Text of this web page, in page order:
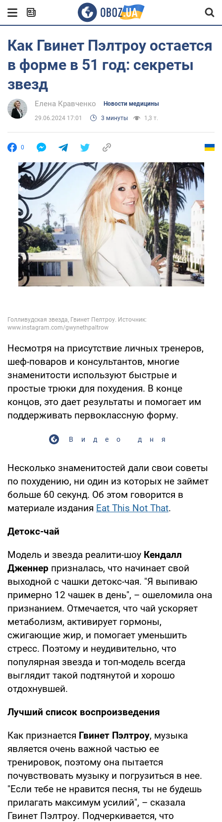
Как Гвинет Пэлтроу остается
в форме в 51 год: секреты
звезд
Елена Кравченко Новости медицины
29.06.2024 17:01 3 минуты 1,3 т.
0
Несмотря на присутствие личных тренеров,
шеф-поваров и консультантов, многие
знаменитости используют быстрые и
простые трюки для похудения. В конце
концов, это дает результаты и помогает им
поддерживать первоклассную форму.
Видео дня
Несколько знаменитостей дали свои советы
по похудению, ни один из которых не займет
больше 60 секунд. Об этом говорится в
материале издания Eat This Not That.
Детокс-чай
Модель и звезда реалити-шоу Кендалл
Дженнер призналась, что начинает свой
выходной с чашки детокс-чая. "Я выпиваю
примерно 12 чашек в день", – ошеломила она
признанием. Отмечается, что чай ускоряет
метаболизм, активирует гормоны,
сжигающие жир, и помогает уменьшить
стресс. Поэтому и неудивительно, что
популярная звезда и топ-модель всегда
выглядит такой подтянутой и хорошо
отдохнувшей.
Лучший список воспроизведения
Как признается Гвинет Пэлтроу, музыка
является очень важной частью ее
тренировок, поэтому она пытается
почувствовать музыку и погрузиться в нее.
"Если тебе не нравится песня, ты не будешь
прилагать максимум усилий", – сказала
Гвинет Пэлтроу. Подчеркивается, что